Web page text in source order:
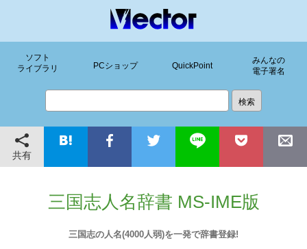
ソフト
ライブラリ
PCショップ QuickPoint
みんなの
電子署名
共有
三国志人名辞書 MS-IME版
三国志の人名(4000人弱)を一発で辞書登録!